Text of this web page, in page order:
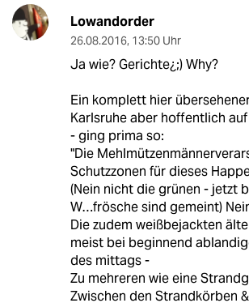
Lowandorder
26.08.2016, 13:50 Uhr
Ja wie? Gerichte¿;) Why?
Ein komplett hier
Karlsruhe aber hoffentlich
- ging prima so:
"Die
Schutzzonen für dieses
(Nein nicht die grünen - jetzt
W…frösche sind gemeint)
Die zudem weißbejackten
meist bei beginnend
des mittags -
Zu mehreren wie eine
Zwischen den Strandkörben